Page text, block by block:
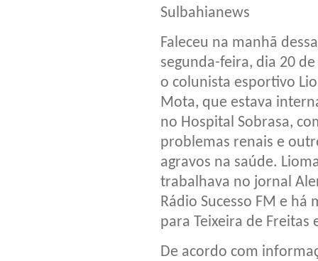
Sulbahianews
Faleceu na manhã dessa
segunda-feira, dia 20
o colunista esportivo
Mota, que estava
no Hospital Sobrasa,
problemas renais e
agravos na saúde.
trabalhava no jornal
Rádio Sucesso FM e
para Teixeira de Freitas
De acordo com